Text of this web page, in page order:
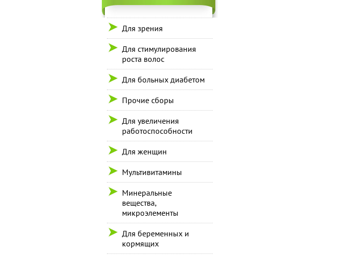
Для зрения
Для стимулирования
роста волос
Для больных диабетом
Прочие сборы
Для увеличения
работоспособности
Для женщин
Мультивитамины
Минеральные
вещества,
микроэлементы
Для беременных и
кормящих